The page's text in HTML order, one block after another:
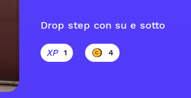
Drop step con su e sotto
1 4